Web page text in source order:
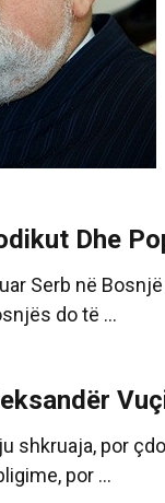
Dhe
Serb në
do të ...
shkruaja, por
por ...